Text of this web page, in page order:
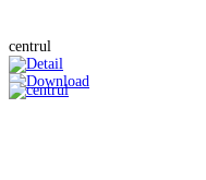
centrul